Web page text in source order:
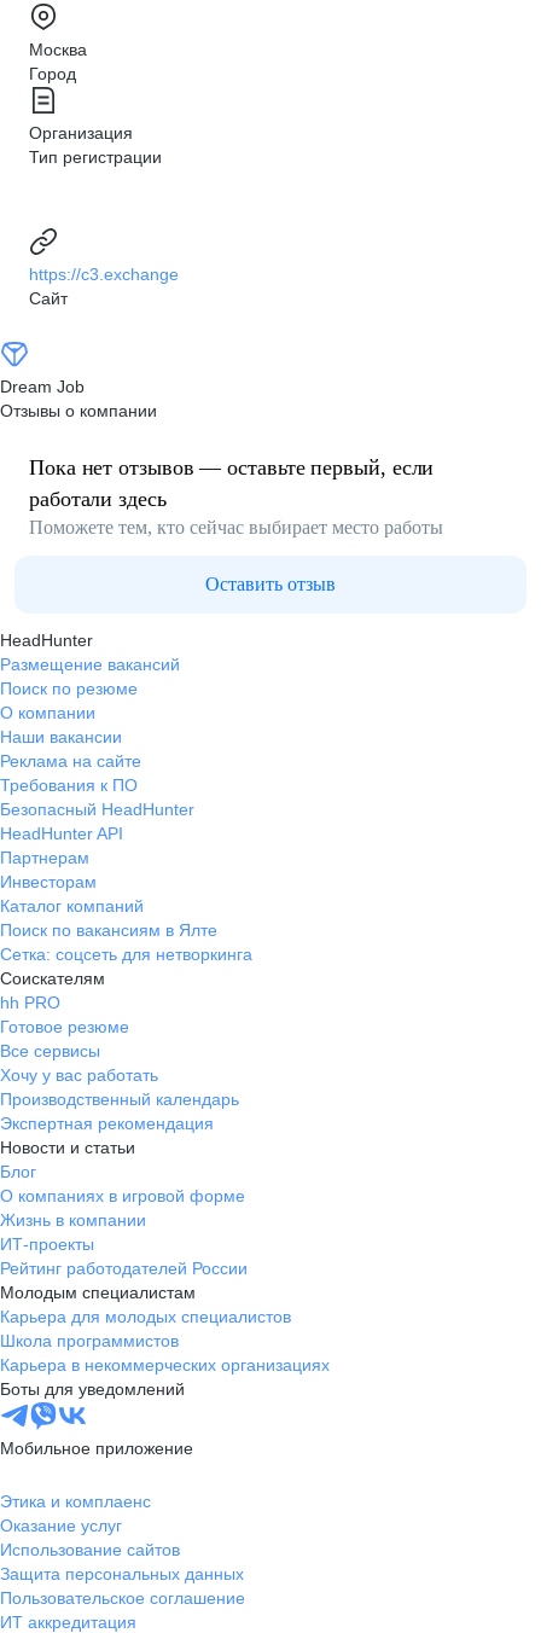
Москва
Город
Организация
Тип регистрации
https://c3.exchange
Сайт
Dream Job
Отзывы о компании
Пока нет отзывов — оставьте первый, если
работали здесь
Поможете тем, кто сейчас выбирает место работы
Оставить отзыв
HeadHunter
Размещение вакансий
Поиск по резюме
О компании
Наши вакансии
Реклама на сайте
Требования к ПО
Безопасный HeadHunter
HeadHunter API
Партнерам
Инвесторам
Каталог компаний
Поиск по вакансиям в Ялте
Сетка: соцсеть для нетворкинга
Соискателям
hh PRO
Готовое резюме
Все сервисы
Хочу у вас работать
Производственный календарь
Экспертная рекомендация
Новости и статьи
Блог
О компаниях в игровой форме
Жизнь в компании
ИТ-проекты
Рейтинг работодателей России
Молодым специалистам
Карьера для молодых специалистов
Школа программистов
Карьера в некоммерческих организациях
Боты для уведомлений
Мобильное приложение
Этика и комплаенс
Оказание услуг
Использование сайтов
Защита персональных данных
Пользовательское соглашение
ИТ аккредитация